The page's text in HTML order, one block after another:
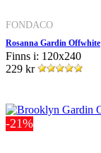
FONDACO
Rosanna Gardin Offwhite
Finns i: 120x240
229 kr
-21%